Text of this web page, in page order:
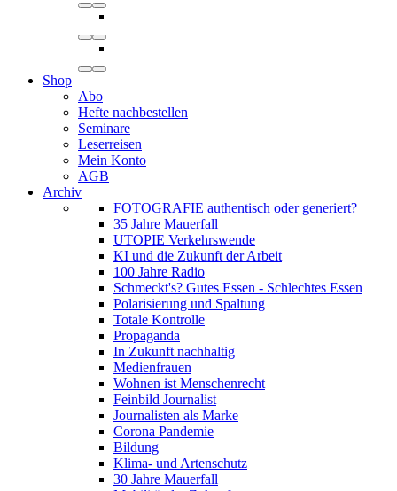
Shop
Abo
Hefte nachbestellen
Seminare
Leserreisen
Mein Konto
AGB
Archiv
FOTOGRAFIE authentisch oder generiert?
35 Jahre Mauerfall
UTOPIE Verkehrswende
KI und die Zukunft der Arbeit
100 Jahre Radio
Schmeckt's? Gutes Essen - Schlechtes Essen
Polarisierung und Spaltung
Totale Kontrolle
Propaganda
In Zukunft nachhaltig
Medienfrauen
Wohnen ist Menschenrecht
Feinbild Journalist
Journalisten als Marke
Corona Pandemie
Bildung
Klima- und Artenschutz
30 Jahre Mauerfall